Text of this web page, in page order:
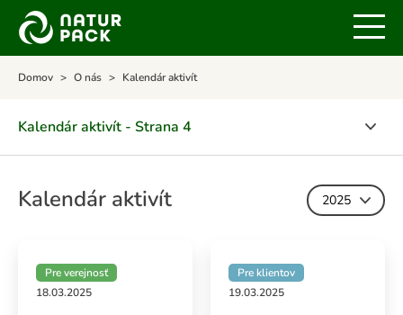
Domov O nás Kalendár aktivít
Kalendár aktivít - Strana 4
Certifikáty
SYSTÉMU
Kalendár aktivít 2025
Pre verejnosť
18.03.2025
Pre klientov
19.03.2025